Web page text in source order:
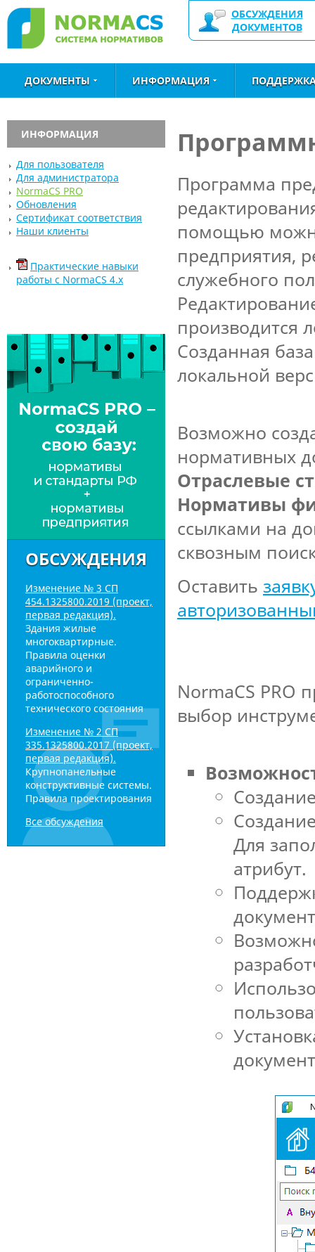
ОБСУЖДЕНИЯ
ДОКУМЕНТОВ
ДОКУМЕНТЫ ИНФОРМАЦИЯ
ИНФОРМАЦИЯ
Для пользователя
Для администратора
NormaCS PRO
Обновления
Сертификат соответствия
Наши клиенты
Практические навыки
работы с NormaCS 4.x
ОБСУЖДЕНИЯ
Изменение № 3 СП
454.1325800.2019 (проект,
первая редакция).
Здания жилые
многоквартирные.
Правила оценки
аварийного и
ограниченно-
работоспособного
технического состояния
Изменение № 2 СП
335.1325800.2017 (проект,
первая редакция).
Крупнопанельные
конструктивные системы.
Правила проектирования
Все обсуждения
Программа
помощью
предприятия,
служебного
производится
Созданная
локальной
Возможно
нормативных
Отраслевые
Нормативы
ссылками на
сквозным
Оставить
NormaCS PRO
выбор
Для
атрибут.